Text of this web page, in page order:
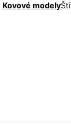
Kovové modely